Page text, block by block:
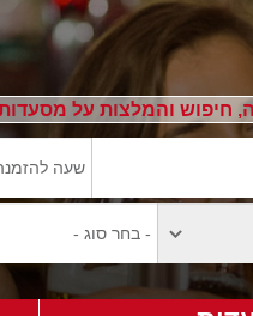
חיפוש והמלצות על